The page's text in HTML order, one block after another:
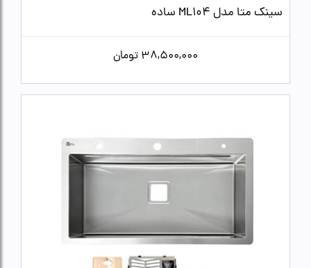
سینک متا مدل ML104 ساده
38,500,000 تومان